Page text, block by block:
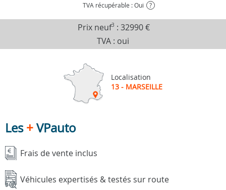
TVA récupérable : Oui ?
Prix neuf3 : 32990 €
TVA : oui
Localisation
13 - MARSEILLE
Les+VPauto
Frais de vente inclus
Véhicules expertisés & testés sur route